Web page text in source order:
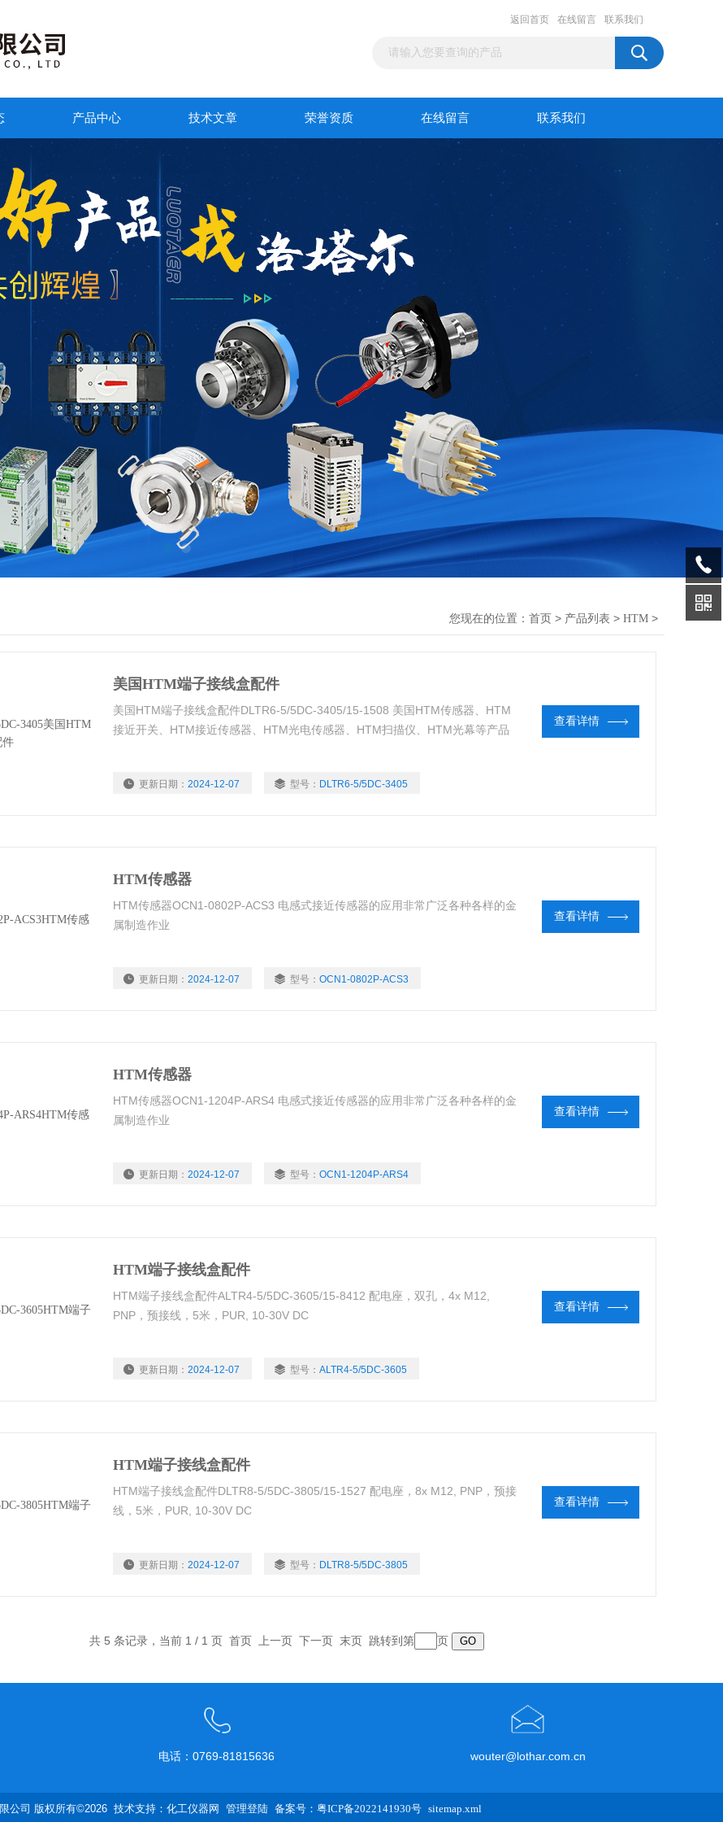
返回首页 在线留言 联系我们
产品中心 技术文章 荣誉资质 在线留言 联系我们
您现在的位置： 首页 > 产品列表 > HTM >
美国HTM端子接线盒配件
美国HTM端子接线盒配件DLTR6-5/5DC-3405/15-1508 美国HTM传感器、HTM
接近开关、HTM接近传感器、HTM光电传感器、HTM扫描仪、HTM光幕等产品
更新日期： 2024-12-07 型号： DLTR6-5/5DC-3405
查看详情
HTM传感器
HTM传感器OCN1-0802P-ACS3 电感式接近传感器的应用非常广泛各种各样的金
属制造作业
更新日期： 2024-12-07 型号： OCN1-0802P-ACS3
查看详情
HTM传感器
HTM传感器OCN1-1204P-ARS4 电感式接近传感器的应用非常广泛各种各样的金
属制造作业
更新日期： 2024-12-07 型号： OCN1-1204P-ARS4
查看详情
HTM端子接线盒配件
HTM端子接线盒配件ALTR4-5/5DC-3605/15-8412 配电座，双孔，4x M12,
PNP，预接线，5米，PUR, 10-30V DC
更新日期： 2024-12-07 型号： ALTR4-5/5DC-3605
查看详情
HTM端子接线盒配件
HTM端子接线盒配件DLTR8-5/5DC-3805/15-1527 配电座，8x M12, PNP，预接
线，5米，PUR, 10-30V DC
更新日期： 2024-12-07 型号： DLTR8-5/5DC-3805
查看详情
共 5 条记录，当前 1 / 1 页 首页 上一页 下一页 末页 跳转到第 页
电话：0769-81815636 wouter@lothar.com.cn
公司 版权所有©2026 技术支持： 化工仪器网 管理登陆 备案号：粤ICP备2022141930号 sitemap.xml